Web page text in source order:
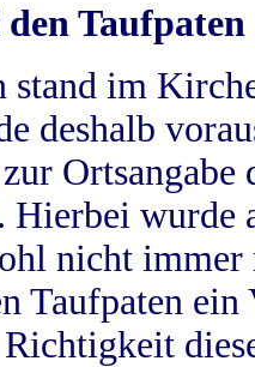
Taufpaten
stand im
deshalb
Hierbei wurde
nicht
Taufpaten